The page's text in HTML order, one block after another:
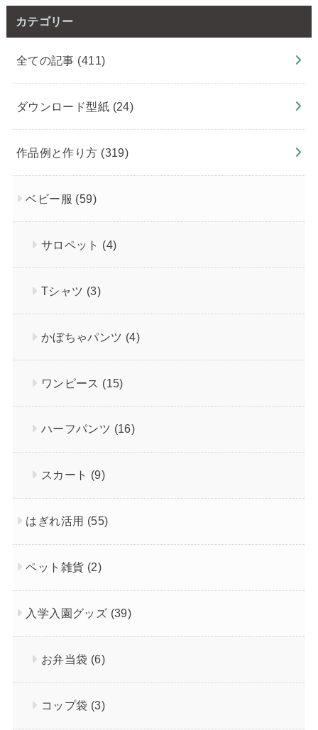
カテゴリー
全ての記事 (411)
ダウンロード型紙 (24)
作品例と作り方 (319)
ベビー服 (59)
サロペット (4)
Tシャツ (3)
かぼちゃパンツ (4)
ワンピース (15)
ハーフパンツ (16)
スカート (9)
はぎれ活用 (55)
ペット雑貨 (2)
入学入園グッズ (39)
お弁当袋 (6)
コップ袋 (3)